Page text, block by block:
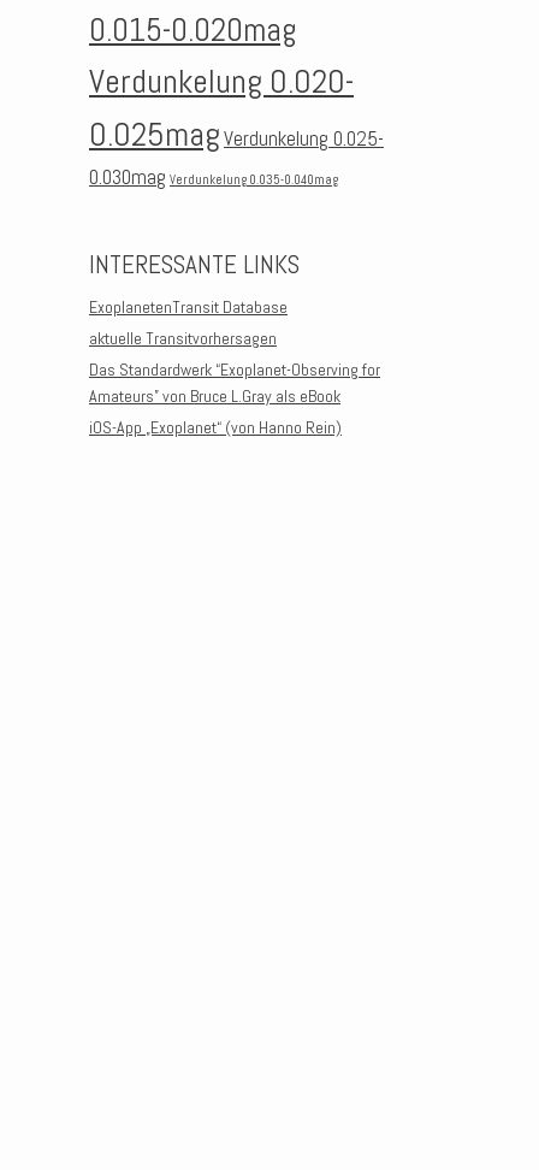
0.015-0.020mag
Verdunkelung 0.020-
0.025magVerdunkelung 0.025-
0.030mag Verdunkelung 0.035-0.040mag
INTERESSANTE LINKS
ExoplanetenTransit Database
aktuelle Transitvorhersagen
Das Standardwerk “Exoplanet-Observing for
Amateurs” von Bruce L.Gray als eBook
iOS-App „Exoplanet“ (von Hanno Rein)